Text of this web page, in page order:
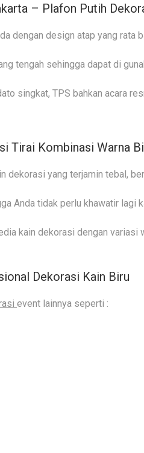
– Plafon Putih
dengan design atap yang rata
tengah sehingga dapat di
singkat, TPS bahkan acara
Tirai Kombinasi Warna
dekorasi yang terjamin tebal,
Anda tidak perlu khawatir lagi
kain dekorasi dengan variasi
Dekorasi Kain Biru
event lainnya seperti :